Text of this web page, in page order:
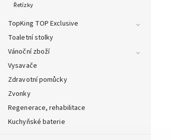
Řetízky
TopKing TOP Exclusive
Toaletní stolky
Vánoční zboží
Vysavače
Zdravotní pomůcky
Zvonky
Regenerace, rehabilitace
Kuchyňské baterie